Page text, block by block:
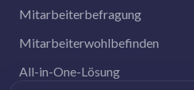
Mitarbeiterbefragung
Mitarbeiterwohlbefinden
All-in-One-Lösung